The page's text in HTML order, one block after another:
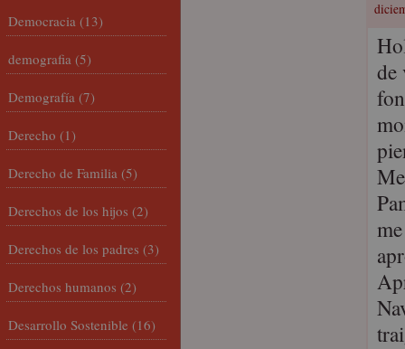
de
Democracia (13)
demografia (5)
Demografía (7)
Derecho (1)
Derecho de Familia (5)
Derechos de los hijos (2)
Derechos de los padres (3)
Derechos humanos (2)
Desarrollo Sostenible (16)